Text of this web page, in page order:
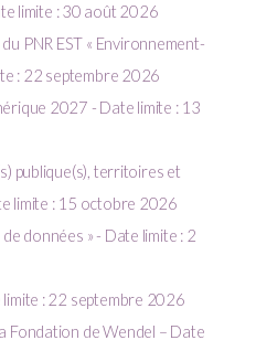
limite : 30 août 2026
PNR EST « Environnement-
: 22 septembre 2026
2027 - Date limite : 13
publique(s), territoires et
limite : 15 octobre 2026
données » - Date limite : 2
: 22 septembre 2026
Fondation de Wendel – Date